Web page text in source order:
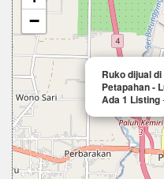
Ruko dijual di
Petapahan -
Ada 1 Listing
−